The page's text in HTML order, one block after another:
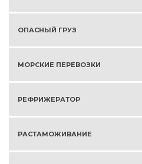
ОПАСНЫЙ ГРУЗ
МОРСКИЕ ПЕРЕВОЗКИ
РЕФРИЖЕРАТОР
РАСТАМОЖИВАНИЕ